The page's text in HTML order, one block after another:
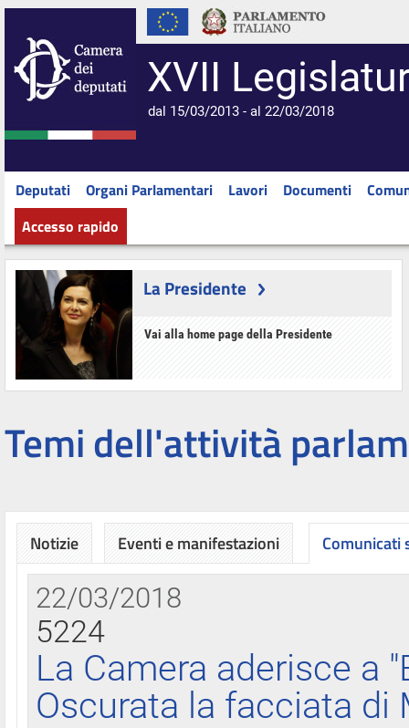
XVII
dal 15/03/2013 - al 22/03/2018
Deputati Organi Parlamentari Lavori Documenti
Accesso rapido
La Presidente
Vai alla home page della Presidente
Temi dell'attività
Notizie Eventi e manifestazioni Comunicati
22/03/2018
5224
La Camera aderisce a
Oscurata la facciata di